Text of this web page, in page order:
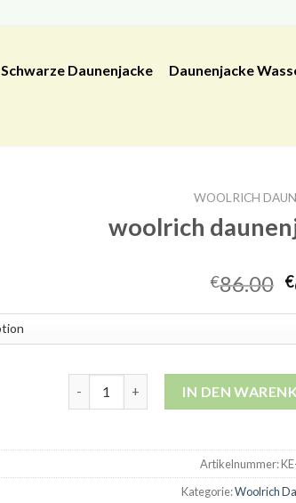
Schwarze Daunenjacke Daunenjacke
WOOLRICH
woolrich
€86.00 €
IN DEN
Artikelnummer:
Kategorie:Woolrich